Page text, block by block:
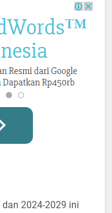
2024-2029 ini